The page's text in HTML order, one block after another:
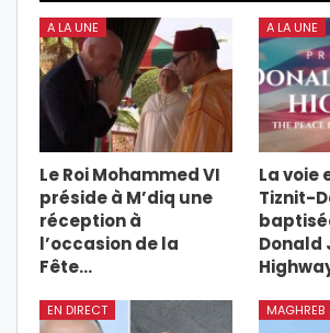
A LA UNE
Le Roi Mohammed VI
préside à M’diq une
réception à
l’occasion de la
Fête…
A LA UNE
La voie
Tiznit-
Donald
EN DIRECT MAGHREB